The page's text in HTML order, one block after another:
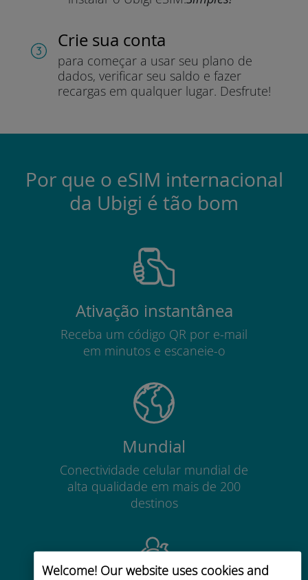
Welcome! Our website uses cookies and
Crie sua conta
para começar a usar seu plano de
dados, verificar seu saldo e fazer
recargas em qualquer lugar. Desfrute!
Por que o eSIM internacional
da Ubigi é tão bom
Ativação instantânea
Receba um código QR por e-mail
em minutos e escaneie-o
Mundial
Conectividade celular mundial de
alta qualidade em mais de 200
destinos